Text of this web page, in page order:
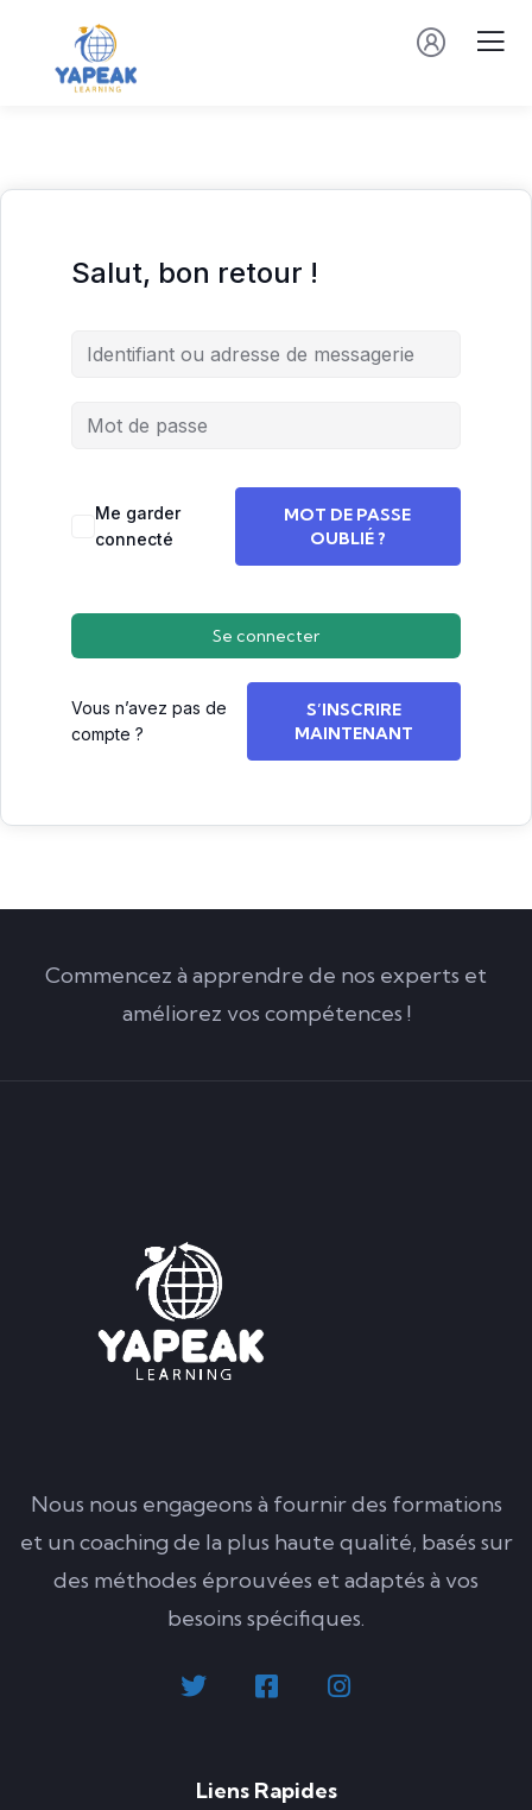
Salut, bon retour !
Me garder
connecté
MOT DE PASSE
OUBLIÉ ?
Se connecter
Vous n’avez pas de
compte ?
S’INSCRIRE
MAINTENANT
Commencez à apprendre de nos experts et
améliorez vos compétences !
Nous nous engageons à fournir des formations
et un coaching de la plus haute qualité, basés sur
des méthodes éprouvées et adaptés à vos
besoins spécifiques.
Liens Rapides